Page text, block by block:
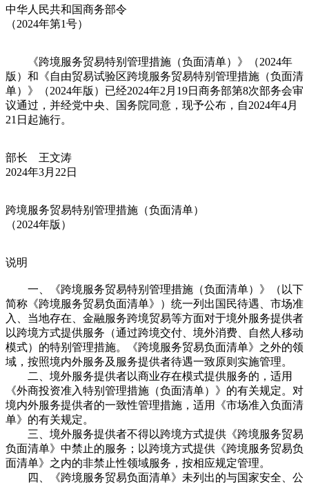
中华人民共和国商务部令
（2024年第1号）
《跨境服务贸易特别管理措施（负面清单）》（2024年
版）和《自由贸易试验区跨境服务贸易特别管理措施（负面清
单）》（2024年版）已经2024年2月19日商务部第8次部务会审
议通过，并经党中央、国务院同意，现予公布，自2024年4月
21日起施行。
部长 王文涛
2024年3月22日
跨境服务贸易特别管理措施（负面清单）
（2024年版）
说明
一、《跨境服务贸易特别管理措施（负面清单）》（以下
简称《跨境服务贸易负面清单》）统一列出国民待遇、市场准
入、当地存在、金融服务跨境贸易等方面对于境外服务提供者
以跨境方式提供服务（通过跨境交付、境外消费、自然人移动
模式）的特别管理措施。《跨境服务贸易负面清单》之外的领
域，按照境内外服务及服务提供者待遇一致原则实施管理。
二、境外服务提供者以商业存在模式提供服务的，适用
《外商投资准入特别管理措施（负面清单）》的有关规定。对
境内外服务提供者的一致性管理措施，适用《市场准入负面清
单》的有关规定。
三、境外服务提供者不得以跨境方式提供《跨境服务贸易
负面清单》中禁止的服务；以跨境方式提供《跨境服务贸易负
面清单》之内的非禁止性领域服务，按相应规定管理。
四、《跨境服务贸易负面清单》未列出的与国家安全、公